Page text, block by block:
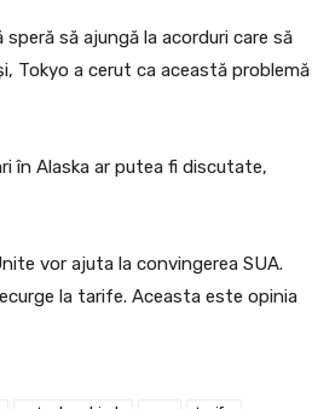
să ajungă la acorduri care să
Tokyo a cerut ca această problemă
în Alaska ar putea fi discutate,
vor ajuta la convingerea SUA.
la tarife. Aceasta este opinia